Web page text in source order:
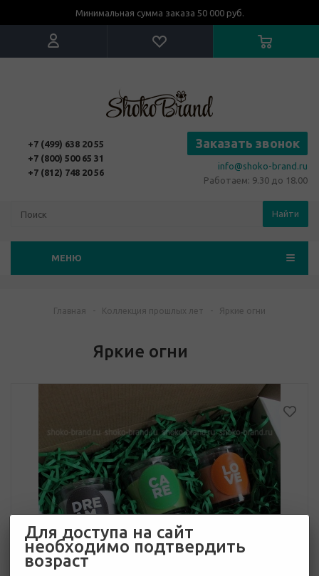
Минимальная сумма заказа 50 000 руб.
+7 (499) 638 20 55
+7 (800) 500 65 31
+7 (812) 748 20 56
Заказать звонок
info@shoko-brand.ru
Работаем: 9.30 до 18.00
Найти
МЕНЮ
Главная - Коллекция прошлых лет - Яркие огни
Яркие огни
Для доступа на сайт
необходимо подтвердить
возраст